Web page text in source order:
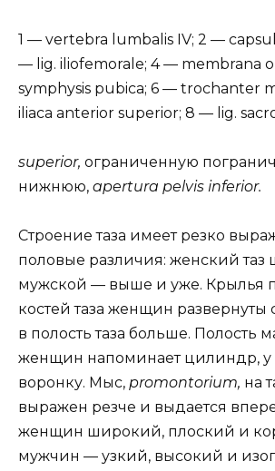
1 — vertebra lumbalis IV; 2 —
— lig. iliofemorale; 4 — membrana
symphysis pubica; 6 — trochanter
iliaca anterior superior; 8 — lig.
superior, ограниченную
нижнюю, apertura pelvis inferior.
Строение таза имеет резко
половые различия: женский таз
мужской — выше и уже. Крылья
костей таза женщин развернуты
в полость таза больше. Полость
женщин напоминает цилиндр,
воронку. Мыс, promontorium, на
выражен резче и выдается
женщин широкий, плоский и
мужчин — узкий, высокий и